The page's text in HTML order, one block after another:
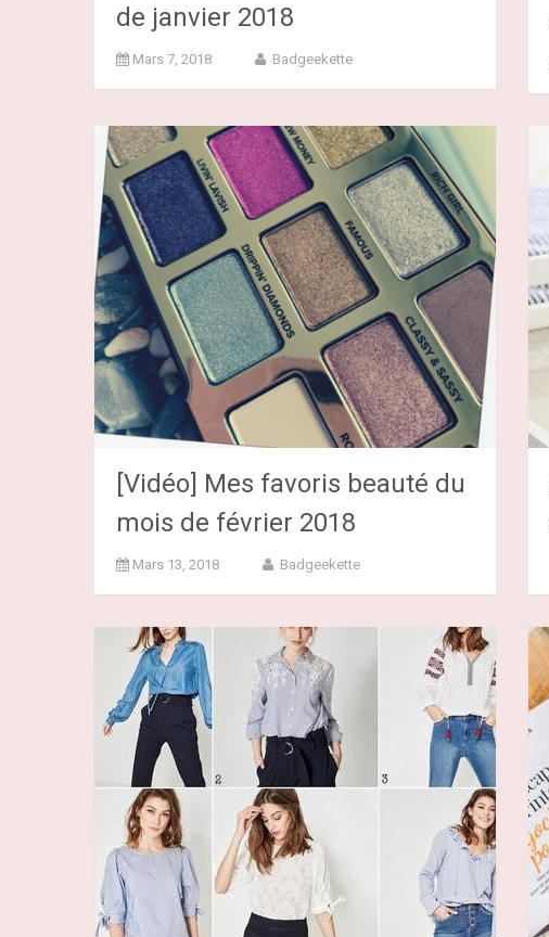
de janvier 2018
Mars 7, 2018 Badgeekette
[Vidéo] Mes favoris beauté du
mois de février 2018
Mars 13, 2018 Badgeekette